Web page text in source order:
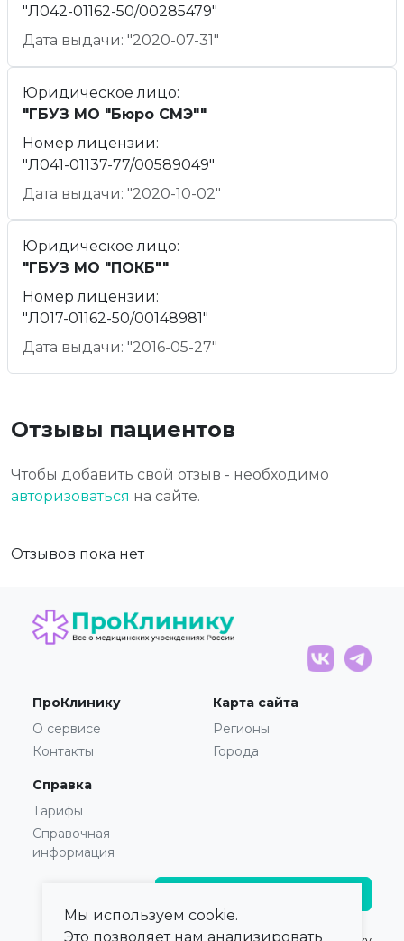
"Л042-01162-50/00285479"
Дата выдачи: "2020-07-31"
Юридическое лицо:
"ГБУЗ МО "Бюро СМЭ""
Номер лицензии:
"Л041-01137-77/00589049"
Дата выдачи: "2020-10-02"
Юридическое лицо:
"ГБУЗ МО "ПОКБ""
Номер лицензии:
"Л017-01162-50/00148981"
Дата выдачи: "2016-05-27"
Отзывы пациентов
Чтобы добавить свой отзыв - необходимо
авторизоваться на сайте.
Отзывов пока нет
ПроКлинику
О сервисе
Контакты
Карта сайта
Регионы
Города
Справка
Тарифы
Справочная
информация
Мы используем cookie.
Это позволяет нам анализировать